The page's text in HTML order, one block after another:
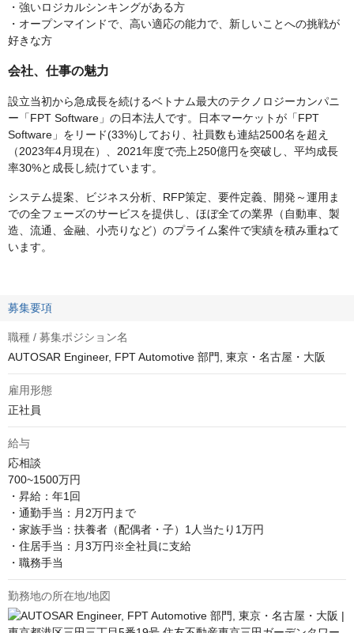
・強いロジカルシンキングがある方
・オープンマインドで、高い適応の能力で、新しいことへの挑戦が
好きな方
会社、仕事の魅力
設立当初から急成長を続けるベトナム最大のテクノロジーカンパニ
ー「FPT Software」の日本法人です。日本マーケットが「FPT
Software」をリード(33%)しており、社員数も連結2500名を超え
（2023年4月現在）、2021年度で売上250億円を突破し、平均成長
率30%と成長し続けています。
システム提案、ビジネス分析、RFP策定、要件定義、開発～運用ま
での全フェーズのサービスを提供し、ほぼ全ての業界（自動車、製
造、流通、金融、小売りなど）のプライム案件で実績を積み重ねて
います。
募集要項
職種 / 募集ポジション名
AUTOSAR Engineer, FPT Automotive 部門, 東京・名古屋・大阪
雇用形態
正社員
給与
応相談
700~1500万円
・昇給：年1回
・通勤手当：月2万円まで
・家族手当：扶養者（配偶者・子）1人当たり1万円
・住居手当：月3万円※全社員に支給
・職務手当
勤務地の所在地/地図